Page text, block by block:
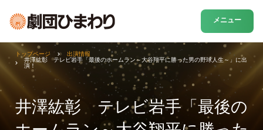
メニュー
井澤紘彰 テレビ岩手「最後の
トップページ
出演情報
井澤紘彰 テレビ岩手「最後のホームラン～大谷翔平に勝った男の野球人生～」に出
演！